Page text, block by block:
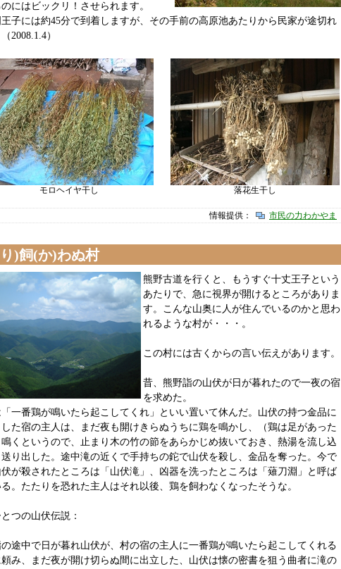
にはビックリ！させられます。
子には約45分で到着しますが、その手前の高原池あたりから民家が途切れ
2008.1.4）
モロヘイヤ干し 落花生干し
情報提供： 市民の力わかやま
)飼(か)わぬ村
熊野古道を行くと、もうすぐ十丈王子という
あたりで、急に視界が開けるところがありま
す。こんな山奥に人が住んでいるのかと思わ
れるような村が・・・。
この村には古くからの言い伝えがあります。
昔、熊野詣の山伏が日が暮れたので一夜の宿
を求めた。
一番鶏が鳴いたら起こしてくれ」といい置いて休んだ。山伏の持つ金品に
た宿の主人は、まだ夜も開けきらぬうちに鶏を鳴かし、（鶏は足があった
鳴くというので、止まり木の竹の節をあらかじめ抜いておき、熱湯を流し込
り出した。途中滝の近くで手持ちの鉈で山伏を殺し、金品を奪った。今で
が殺されたところは「山伏滝」、凶器を洗ったところは「薙刀淵」と呼ば
。たたりを恐れた主人はそれ以後、鶏を飼わなくなったそうな。
つの山伏伝説：
途中で日が暮れ山伏が、村の宿の主人に一番鶏が鳴いたら起こしてくれる
み、まだ夜が開け切らぬ間に出立した、山伏は懐の密書を狙う曲者に滝の